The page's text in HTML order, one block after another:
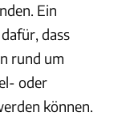
Ein
dass
rund um
oder
können.